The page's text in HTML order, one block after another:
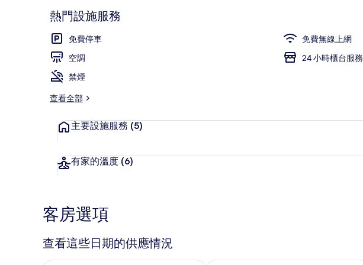
熱門設施服務
免費停車
免費無線上網
空調
24 小時櫃台服務
禁煙
查看全部
主要設施服務 (5)
有家的溫度 (6)
客房選項
查看這些日期的供應情況